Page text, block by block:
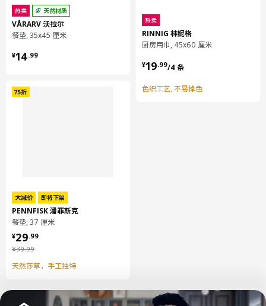
热卖 天然材质
VÅRARV 沃拉尔
餐垫, 35x45 厘米
¥14.99
¥ 14.99
大减价 即将下架
PENNFISK 潘菲斯克
餐垫, 37 厘米
¥39.99
¥ 39.99
¥29.99
¥ 29.99
天然莎草，手工独特
热卖
RINNIG 林妮格
厨房用巾, 45x60 厘米
¥19.99/4 条
¥ 19.99/4 条
色织工艺, 不易掉色